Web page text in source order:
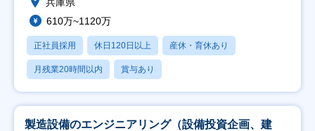
610万~1120万
正社員採用 休日120日以上 産休・育休あり
月残業20時間以内 賞与あり
製造設備のエンジニアリング（設備投資企画、建